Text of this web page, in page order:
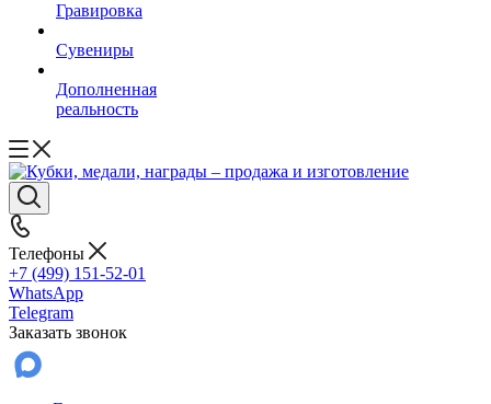
Гравировка
Сувениры
Дополненная
реальность
Телефоны
+7 (499) 151-52-01
WhatsApp
Telegram
Заказать звонок